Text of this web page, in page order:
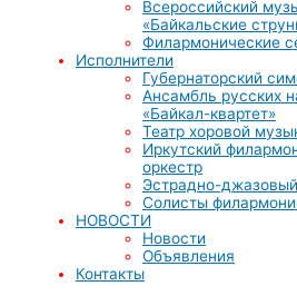
Всероссийский
«Байкальские
Филармонические
Исполнители
Губернаторский
Ансамбль русских
«Байкал-квартет»
Театр хоровой
Иркутский
оркестр
Эстрадно-
Солисты
НОВОСТИ
Новости
Объявления
Контакты